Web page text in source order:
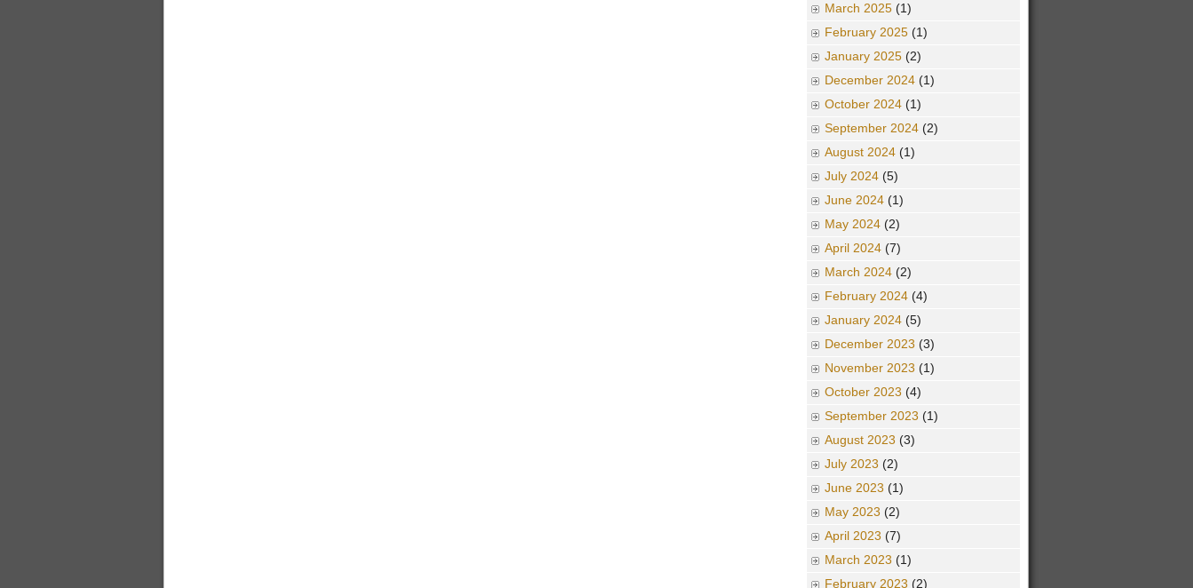
March 2025 (1)
February 2025 (1)
January 2025 (2)
December 2024 (1)
October 2024 (1)
September 2024 (2)
August 2024 (1)
July 2024 (5)
June 2024 (1)
May 2024 (2)
April 2024 (7)
March 2024 (2)
February 2024 (4)
January 2024 (5)
December 2023 (3)
November 2023 (1)
October 2023 (4)
September 2023 (1)
August 2023 (3)
July 2023 (2)
June 2023 (1)
May 2023 (2)
April 2023 (7)
March 2023 (1)
February 2023 (2)